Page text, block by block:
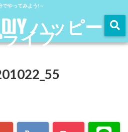
でやってみよう!～
ハッピー
イフ